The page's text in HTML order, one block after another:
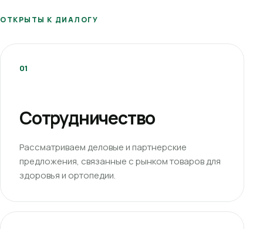
ОТКРЫТЫ К ДИАЛОГУ
01
Сотрудничество
Рассматриваем деловые и партнерские
предложения, связанные с рынком товаров для
здоровья и ортопедии.